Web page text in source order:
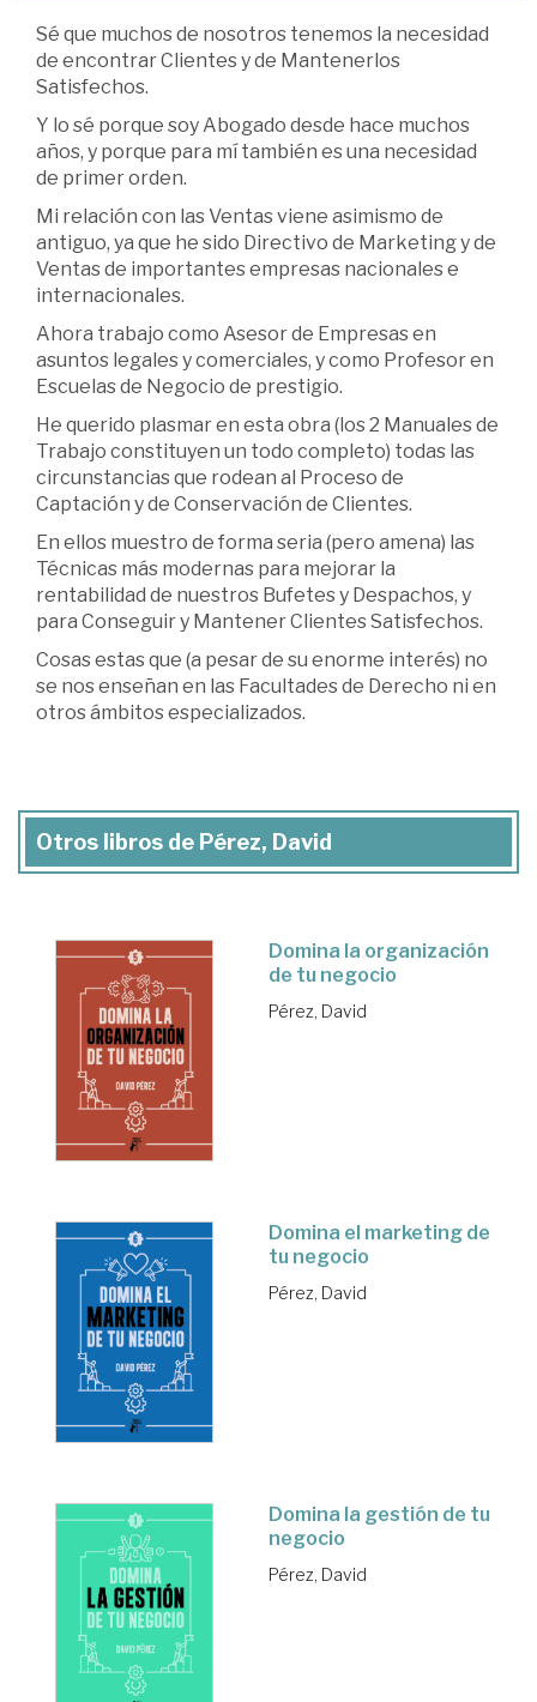
Sé que muchos de nosotros tenemos la necesidad
de encontrar Clientes y de Mantenerlos
Satisfechos.
Y lo sé porque soy Abogado desde hace muchos
años, y porque para mí también es una necesidad
de primer orden.
Mi relación con las Ventas viene asimismo de
antiguo, ya que he sido Directivo de Marketing y de
Ventas de importantes empresas nacionales e
internacionales.
Ahora trabajo como Asesor de Empresas en
asuntos legales y comerciales, y como Profesor en
Escuelas de Negocio de prestigio.
He querido plasmar en esta obra (los 2 Manuales de
Trabajo constituyen un todo completo) todas las
circunstancias que rodean al Proceso de
Captación y de Conservación de Clientes.
En ellos muestro de forma seria (pero amena) las
Técnicas más modernas para mejorar la
rentabilidad de nuestros Bufetes y Despachos, y
para Conseguir y Mantener Clientes Satisfechos.
Cosas estas que (a pesar de su enorme interés) no
se nos enseñan en las Facultades de Derecho ni en
otros ámbitos especializados.
Otros libros de Pérez, David
Domina la organización
de tu negocio
Pérez, David
Domina el marketing de
tu negocio
Pérez, David
Domina la gestión de tu
negocio
Pérez, David